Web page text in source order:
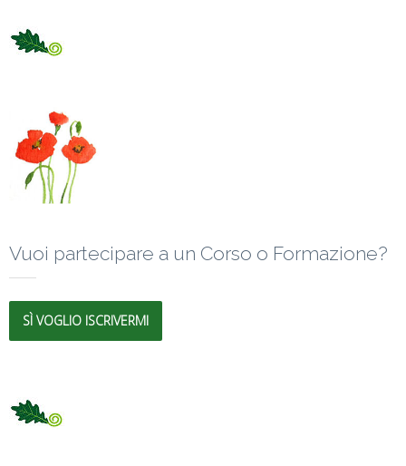
Vuoi partecipare a un Corso o Formazione?
SÌ VOGLIO ISCRIVERMI